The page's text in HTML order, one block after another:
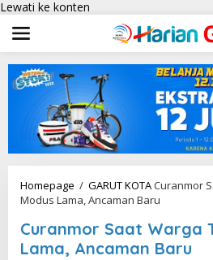
Lewati ke konten
Homepage / GARUT KOTACuranmor
Modus Lama, Ancaman Baru
Curanmor Saat Warga
Lama, Ancaman Baru